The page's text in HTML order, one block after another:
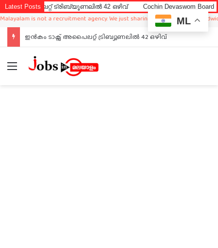
Latest Postsട്രിബ്യൂണലിൽ 42 ഒഴിവ് Cochin Devaswom Board LD
is not a recruitment agency. We just sharing available job in
ഇൻകം ടാക്സ് അപൈലറ്റ് ട്രിബ്യൂണലിൽ 42 ഒഴിവ്
Menu
ML